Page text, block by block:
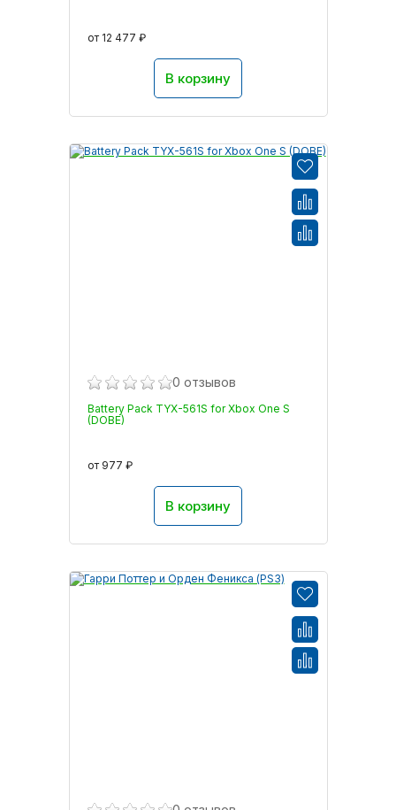
от 12 477 ₽
В корзину
0 отзывов
Battery Pack TYX-561S for Xbox One S
(DOBE)
от 977 ₽
В корзину